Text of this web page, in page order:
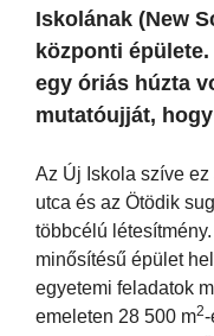
Iskolának (New
központi
egy óriás húzta
mutatóujját,
Az Új Iskola szíve
utca és az Ötödik
többcélú
minősítésű épület
egyetemi feladatok
emeleten 28 500 m2-